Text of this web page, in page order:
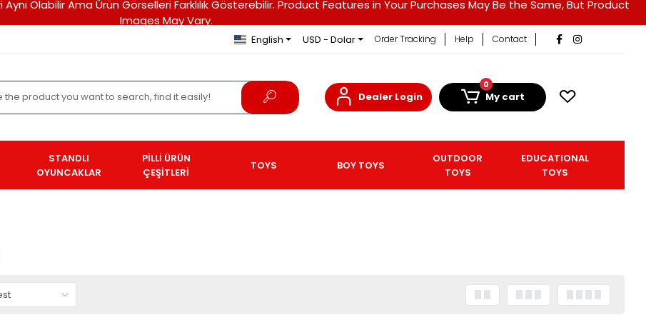
Aynı Olabilir Ama Ürün Görselleri Farklılık Gösterebilir. Product Features in Your Purchases May Be the Same, But Product
Images May Vary.
English USD - Dolar Order Tracking Help Contact
Dealer Login
0
My cart
STANDLI
OYUNCAKLAR
PİLLİ ÜRÜN
ÇEŞİTLERİ
TOYS BOY TOYS
OUTDOOR
TOYS
EDUCATIONAL
TOYS